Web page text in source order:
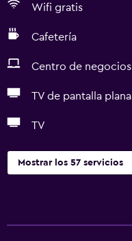
Wifi gratis
Cafetería
Centro de negocios
TV de pantalla plana
TV
Mostrar los 57 servicios